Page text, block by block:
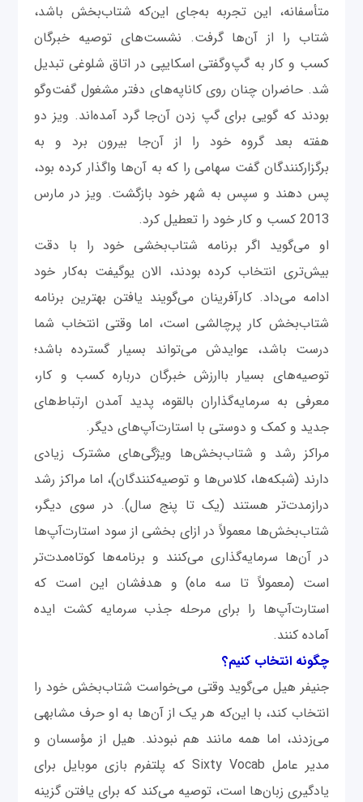
متأسفانه، اين تجربه به‌جای اين‌که شتاب‌بخش باشد،
شتاب را از آن‌ها گرفت. نشست‌های توصيه‌‌ خبرگان
کسب‌ و کار به گپ‌وگفتی اسکايپی در اتاق شلوغی تبديل
شد. حاضران چنان روی کاناپه‌های دفتر مشغول گفت‌وگو
بودند که گویی‌ برای گپ زدن آن‌جا گرد آمده‌‌اند. ويز دو
هفته بعد گروه خود را از آن‌جا بيرون برد و به
برگزارکنندگان گفت سهامی را که به آن‌ها واگذار کرده ‌بود،
پس دهند و سپس به شهر خود بازگشت. ويز در مارس
2013 کسب‌ و کار خود را تعطيل کرد.
او می‌گويد اگر برنامه شتاب‌بخشی خود را با دقت
بيش‌تری انتخاب کرده‌ بودند، الان يوگيفت به‌کار خود
ادامه می‌داد. کارآفرينان می‌گويند يافتن بهترين برنامه
شتاب‌بخش کار پرچالشی است، اما وقتی انتخاب‌ شما
درست باشد، عوايدش می‌تواند بسيار گسترده باشد؛
توصيه‌های بسيار باارزش خبرگان درباره کسب‌ و کار،
معرفی به سرمايه‌گذاران بالقوه، پديد آمدن ارتباط‌های
جديد و کمک و دوستی با استارت‌آپ‌های ديگر.
مراکز رشد و شتاب‌بخش‌ها ويژگی‌های مشترک زيادی
دارند (شبکه‌ها، کلاس‌ها و توصيه‌کنندگان)، اما مراکز رشد
درازمدت‌تر هستند (يک تا پنج سال). در سوی ديگر،
شتاب‌بخش‌ها معمولاً در ازای بخشی از سود استارت‌آپ‌ها
در آن‌ها سرمايه‌گذاری می‌کنند و برنامه‌ها کوتاه‌مدت‌تر
است (معمولاً تا سه ماه) و هدفشان اين است که
استارت‌آپ‌ها را برای مرحله جذب سرمايه کشت ايده
آماده ‌کنند.
چگونه انتخاب کنيم؟
جنيفر هيل می‌گويد وقتی می‌خواست شتاب‌بخش خود را
انتخاب کند، با اين‌که هر يک از آن‌ها به ‌او حرف مشابهی
می‌زدند، اما همه‌ مانند هم نبودند. هيل از مؤسسان و
مدير عامل Sixty Vocab که پلتفرم بازی موبايل برای
يادگيری زبان‌ها است، توصيه می‌کند که برای يافتن گزينه